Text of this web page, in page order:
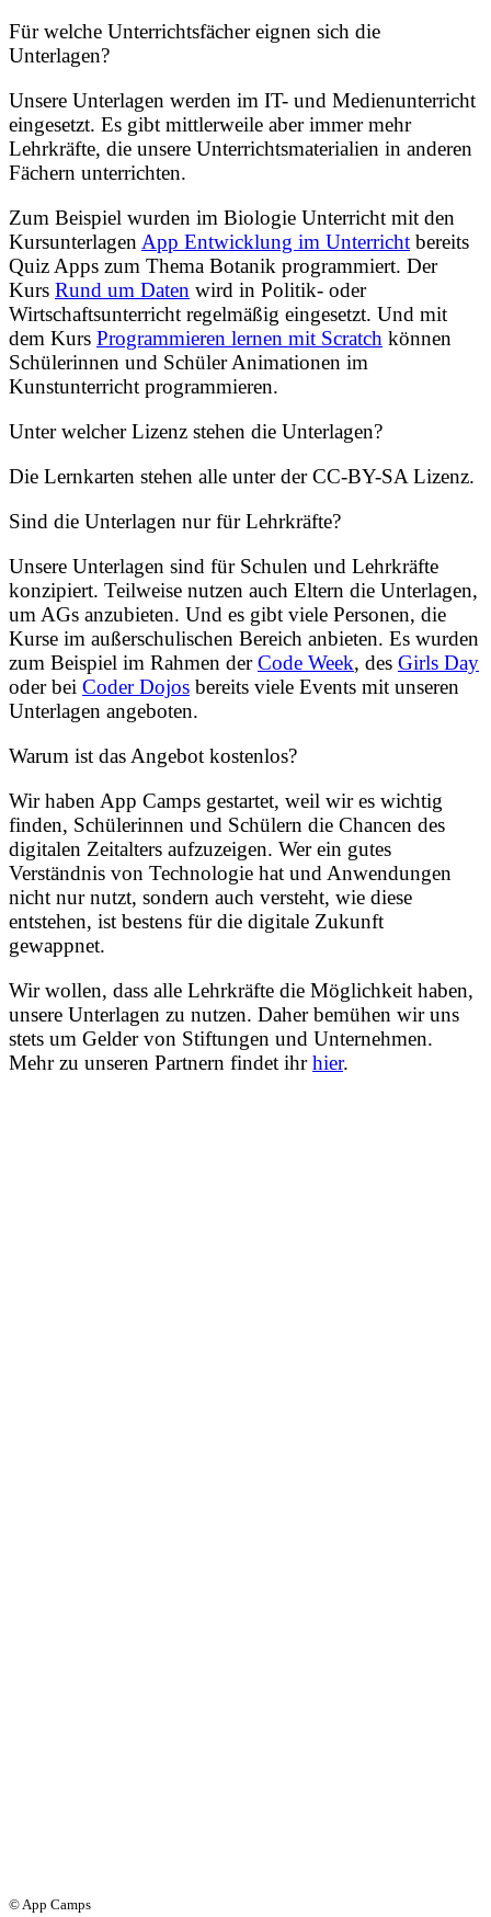
Für welche Unterrichtsfächer eignen sich die
Unterlagen?
Unsere Unterlagen werden im IT- und Medienunterricht
eingesetzt. Es gibt mittlerweile aber immer mehr
Lehrkräfte, die unsere Unterrichtsmaterialien in anderen
Fächern unterrichten.
Zum Beispiel wurden im Biologie Unterricht mit den
KursunterlagenApp Entwicklung im Unterricht bereits
Quiz Apps zum Thema Botanik programmiert. Der
Kurs Rund um Daten wird in Politik- oder
Wirtschaftsunterricht regelmäßig eingesetzt. Und mit
dem Kurs Programmieren lernen mit Scratch können
Schülerinnen und Schüler Animationen im
Kunstunterricht programmieren.
Unter welcher Lizenz stehen die Unterlagen?
Die Lernkarten stehen alle unter der CC-BY-SA Lizenz.
Sind die Unterlagen nur für Lehrkräfte?
Unsere Unterlagen sind für Schulen und Lehrkräfte
konzipiert. Teilweise nutzen auch Eltern die Unterlagen,
um AGs anzubieten. Und es gibt viele Personen, die
Kurse im außerschulischen Bereich anbieten. Es wurden
zum Beispiel im Rahmen derCode Week, des Girls Day
oder bei Coder Dojos bereits viele Events mit unseren
Unterlagen angeboten.
Warum ist das Angebot kostenlos?
Wir haben App Camps gestartet, weil wir es wichtig
finden, Schülerinnen und Schülern die Chancen des
digitalen Zeitalters aufzuzeigen. Wer ein gutes
Verständnis von Technologie hat und Anwendungen
nicht nur nutzt, sondern auch versteht, wie diese
entstehen, ist bestens für die digitale Zukunft
gewappnet.
Wir wollen, dass alle Lehrkräfte die Möglichkeit haben,
unsere Unterlagen zu nutzen. Daher bemühen wir uns
stets um Gelder von Stiftungen und Unternehmen.
Mehr zu unseren Partnern findet ihrhier.
© App Camps